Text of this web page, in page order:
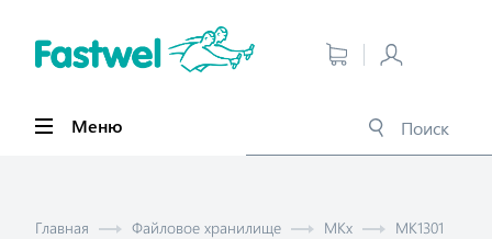
Главная Файловое хранилище MKx MK1301
Меню